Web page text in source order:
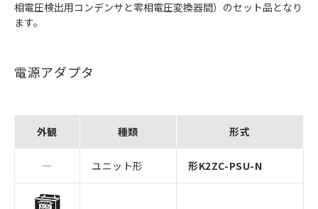
相電圧検出用コンデンサと零相電圧変換器間）のセット品となり
ます。
電源アダプタ
外観 種類 形式
― ユニット形 形K2ZC-PSU-N